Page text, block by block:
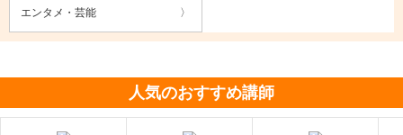
エンタメ・芸能
人気のおすすめ講師